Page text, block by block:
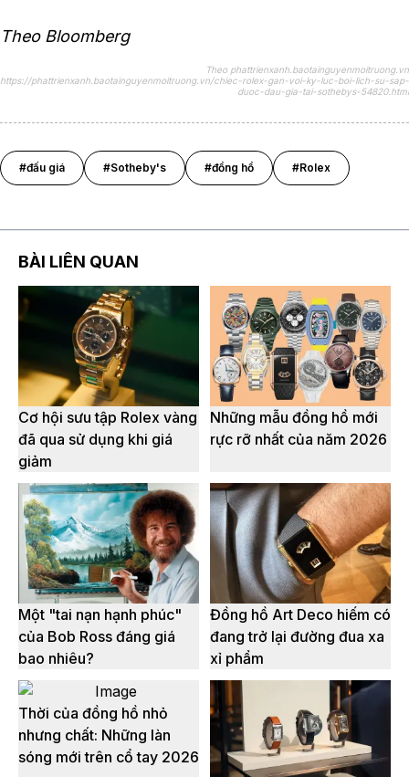
Theo Bloomberg
Theo phattrienxanh.baotainguyenmoitruong.vn
https://phattrienxanh.baotainguyenmoitruong.vn/chiec-rolex-gan-voi-ky-luc-boi-lich-su-sap-
duoc-dau-gia-tai-sothebys-54820.html
#đấu giá #Sotheby's #đồng hồ #Rolex
BÀI LIÊN QUAN
Cơ hội sưu tập Rolex vàng
đã qua sử dụng khi giá
giảm
Những mẫu đồng hồ mới
rực rỡ nhất của năm 2026
Một "tai nạn hạnh phúc"
của Bob Ross đáng giá
bao nhiêu?
Đồng hồ Art Deco hiếm có
đang trở lại đường đua xa
xỉ phẩm
Thời của đồng hồ nhỏ
nhưng chất: Những làn
sóng mới trên cổ tay 2026